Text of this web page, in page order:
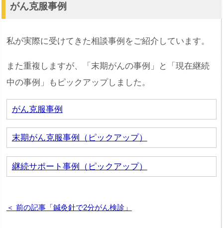
がん克服事例
私が実際に受けてきた相談事例をご紹介しています。
また重複しますが、「末期がんの事例」と「現在継続
中の事例」もピックアップしました。
がん克服事例
末期がん克服事例（ピックアップ）
継続サポート事例（ピックアップ）
＜ 前の記事「鍼灸針で2分がん検診」